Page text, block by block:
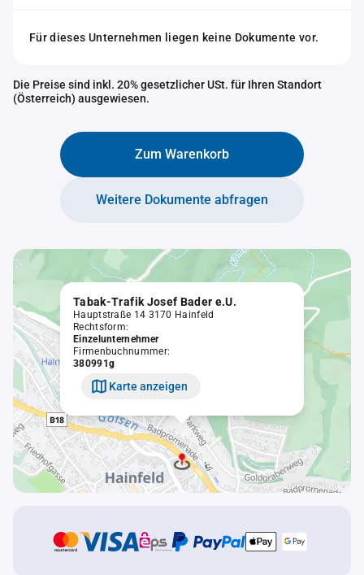
Für dieses Unternehmen liegen keine Dokumente vor.
Die Preise sind inkl. 20% gesetzlicher USt. für Ihren Standort
(Österreich) ausgewiesen.
Zum Warenkorb
Weitere Dokumente abfragen
Tabak-Trafik Josef Bader e.U.
Hauptstraße 14 3170 Hainfeld
Rechtsform:
Einzelunternehmer
Firmenbuchnummer:
380991g
Karte anzeigen